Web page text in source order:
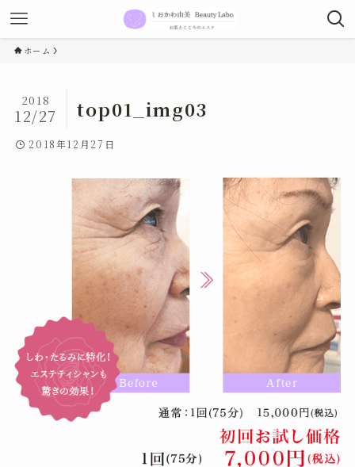
ホーム
top01_img03
2018
12/27
2018年12月27日